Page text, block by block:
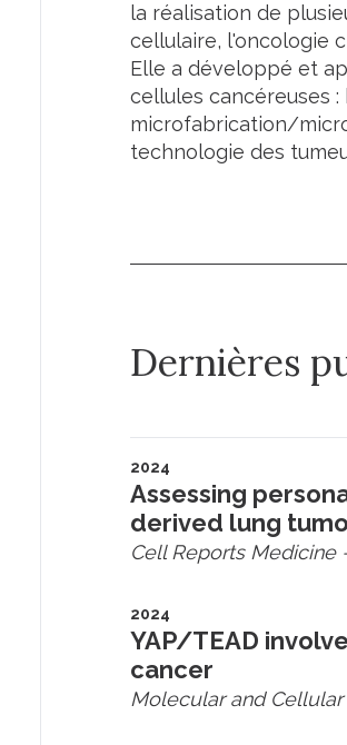
la réalisation de
cellulaire, l'oncologie
Elle a développé et
cellules cancéreuses
microfabrication/
technologie des
Dernières
2024
Assessing
derived lung
Cell Reports Medicine
2024
YAP/TEAD
cancer
Molecular and